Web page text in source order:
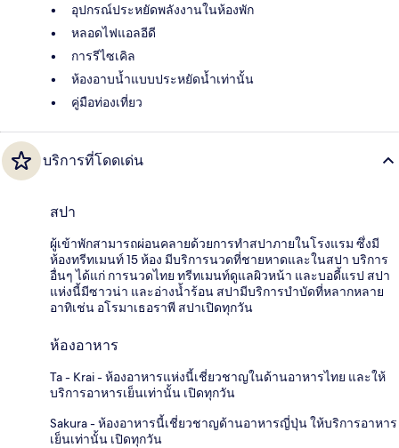
อุปกรณ์ประหยัดพลังงานในห้องพัก
หลอดไฟแอลอีดี
การรีไซเคิล
ห้องอาบน้ำแบบประหยัดน้ำเท่านั้น
คู่มือท่องเที่ยว
บริการที่โดดเด่น
สปา
ผู้เข้าพักสามารถผ่อนคลายด้วยการทำสปาภายในโรงแรม ซึ่งมี
ห้องทรีทเมนท์ 15 ห้อง มีบริการนวดที่ชายหาดและในสปา บริการ
อื่นๆ ได้แก่ การนวดไทย ทรีทเมนท์ดูแลผิวหน้า และบอดี้แรป สปา
แห่งนี้มีซาวน่า และอ่างน้ำร้อน สปามีบริการบำบัดที่หลากหลาย
อาทิเช่น อโรมาเธอราพี สปาเปิดทุกวัน
ห้องอาหาร
Ta - Krai - ห้องอาหารแห่งนี้เชี่ยวชาญในด้านอาหารไทย และให้
บริการอาหารเย็นเท่านั้น เปิดทุกวัน
Sakura - ห้องอาหารนี้เชี่ยวชาญด้านอาหารญี่ปุ่น ให้บริการอาหาร
เย็นเท่านั้น เปิดทุกวัน